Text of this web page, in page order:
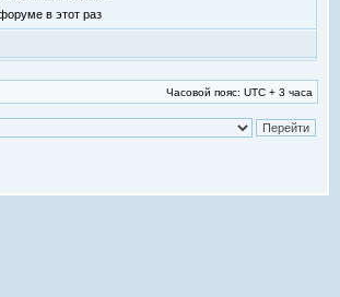
в этот раз
Часовой пояс: UTC + 3 часа